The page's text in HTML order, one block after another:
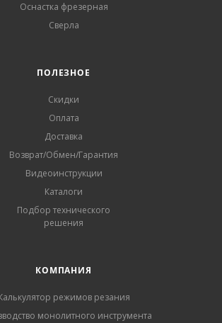
Оснастка фрезерная
Сверла
ПОЛЕЗНОЕ
Скидки
Оплата
Доставка
Возврат/Обмен/Гарантия
Видеоинструкции
Каталоги
Подбор технического
решения
КОМПАНИЯ
режимов резания
монолитного инструмента